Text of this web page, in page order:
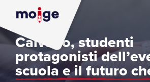
Caivano, studenti
protagonisti
scuola e il futuro